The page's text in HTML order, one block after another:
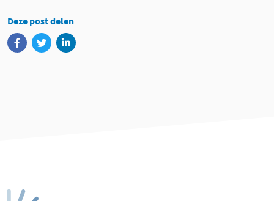
Deze post delen